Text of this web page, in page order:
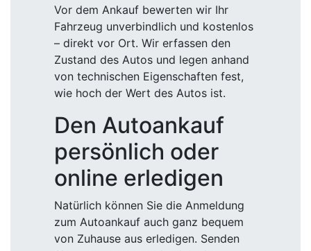
Vor dem Ankauf bewerten wir Ihr
Fahrzeug unverbindlich und kostenlos
– direkt vor Ort. Wir erfassen den
Zustand des Autos und legen anhand
von technischen Eigenschaften fest,
wie hoch der Wert des Autos ist.
Den Autoankauf
persönlich oder
online erledigen
Natürlich können Sie die Anmeldung
zum Autoankauf auch ganz bequem
von Zuhause aus erledigen. Senden